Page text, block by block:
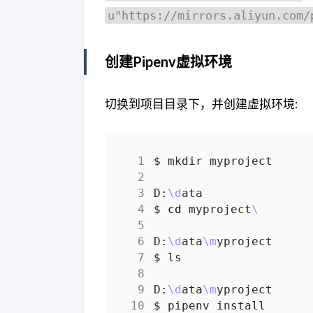
u"https://mirrors.aliyun.com/
创建Pipenv虚拟环境
切换到项目目录下，并创建虚拟环境:
D: \d
$ cd myproject\
D: \d ata\m
D: \d ata\m